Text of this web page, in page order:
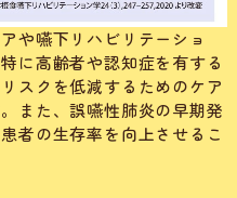
や嚥下リハビリテーショ
に高齢者や認知症を有する
スクを低減するためのケア
また、誤嚥性肺炎の早期発
者の生存率を向上させるこ